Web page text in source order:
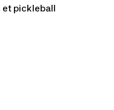
et pickleball